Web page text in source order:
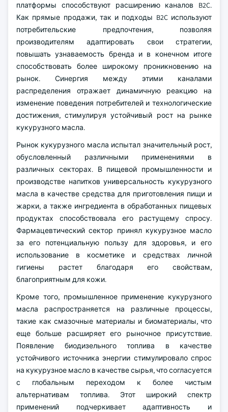
платформы способствуют расширению каналов B2C.
Как прямые продажи, так и подходы B2C используют
потребительские предпочтения, позволяя
производителям адаптировать свои стратегии,
повышать узнаваемость бренда и в конечном итоге
способствовать более широкому проникновению на
рынок. Синергия между этими каналами
распределения отражает динамичную реакцию на
изменение поведения потребителей и технологические
достижения, стимулируя устойчивый рост на рынке
кукурузного масла.
Рынок кукурузного масла испытал значительный рост,
обусловленный различными применениями в
различных секторах. В пищевой промышленности и
производстве напитков универсальность кукурузного
масла в качестве средства для приготовления пищи и
жарки, а также ингредиента в обработанных пищевых
продуктах способствовала его растущему спросу.
Фармацевтический сектор принял кукурузное масло
за его потенциальную пользу для здоровья, и его
использование в косметике и средствах личной
гигиены растет благодаря его свойствам,
благоприятным для кожи.
Кроме того, промышленное применение кукурузного
масла распространяется на различные процессы,
такие как смазочные материалы и биоматериалы, что
еще больше расширяет его рыночное присутствие.
Появление биодизельного топлива в качестве
устойчивого источника энергии стимулировало спрос
на кукурузное масло в качестве сырья, что согласуется
с глобальным переходом к более чистым
альтернативам топлива. Этот широкий спектр
применений подчеркивает адаптивность и